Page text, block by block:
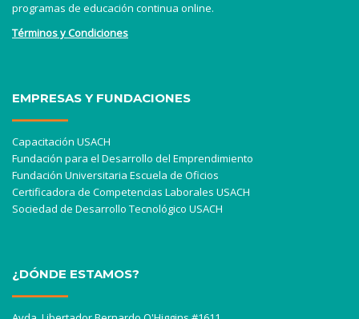
programas de educación continua online.
Términos y Condiciones
EMPRESAS Y FUNDACIONES
Capacitación USACH
Fundación para el Desarrollo del Emprendimiento
Fundación Universitaria Escuela de Oficios
Certificadora de Competencias Laborales USACH
Sociedad de Desarrollo Tecnológico USACH
¿DÓNDE ESTAMOS?